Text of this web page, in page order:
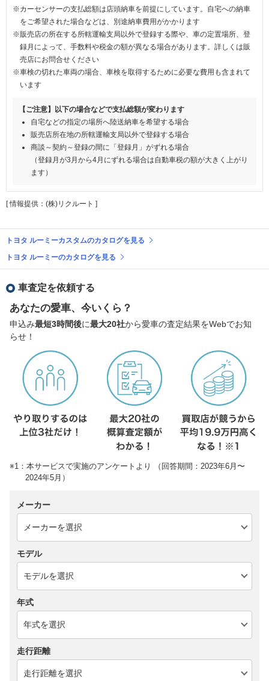
※カーセンサーの支払総額は店頭納車を前提にしています。自宅への納車
をご希望された場合などは、別途納車費用がかかります
※販売店の所在する所轄運輸支局以外で登録する際や、車の定置場所、登
録月によって、手数料や税金の額が異なる場合があります。詳しくは販
売店にお問合せください
※車検の切れた車両の場合、車検を取得するために必要な費用も含まれて
います
【ご注意】以下の場合などで支払総額が変わります
自宅などの指定の場所へ陸送納車を希望する場合
販売店所在地の所轄運輸支局以外で登録する場合
商談～契約～登録の間に「登録月」がずれる場合
（登録月が3月から4月にずれる場合は自動車税の額が大きく上がり
ます）
[ 情報提供：(株)リクルート ]
トヨタ ルーミーカスタムのカタログを見る
トヨタ ルーミーのカタログを見る
車査定を依頼する
あなたの愛車、今いくら？
申込み最短3時間後に最大20社から愛車の査定結果をWebでお知
らせ！
※1：本サービスで実施のアンケートより （回答期間：2023年6月〜
2024年5月）
メーカー
モデル
年式
走行距離